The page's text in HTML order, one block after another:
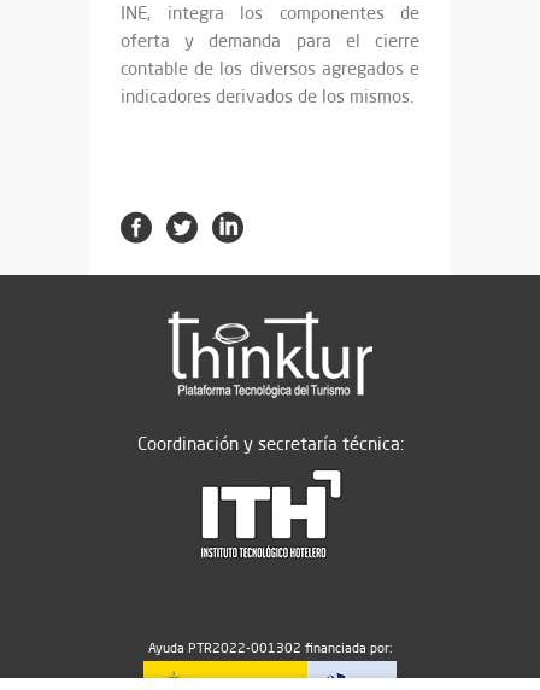
INE, integra los componentes de
oferta y demanda para el cierre
contable de los diversos agregados e
indicadores derivados de los mismos.
Coordinación y secretaría técnica:
Ayuda PTR2022-001302 financiada por: